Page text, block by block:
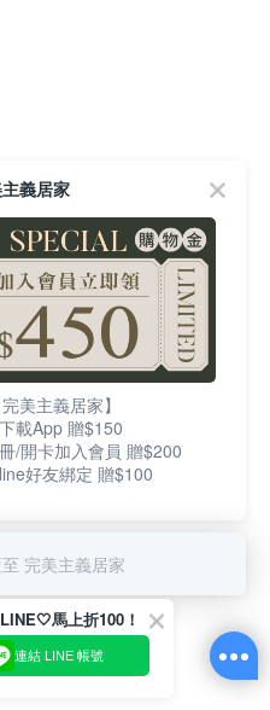
義居家
美主義居家】
載App 贈$150
/開卡加入會員 贈$200
好友綁定 贈$100
完美主義居家
馬上折100！
連結 LINE 帳號